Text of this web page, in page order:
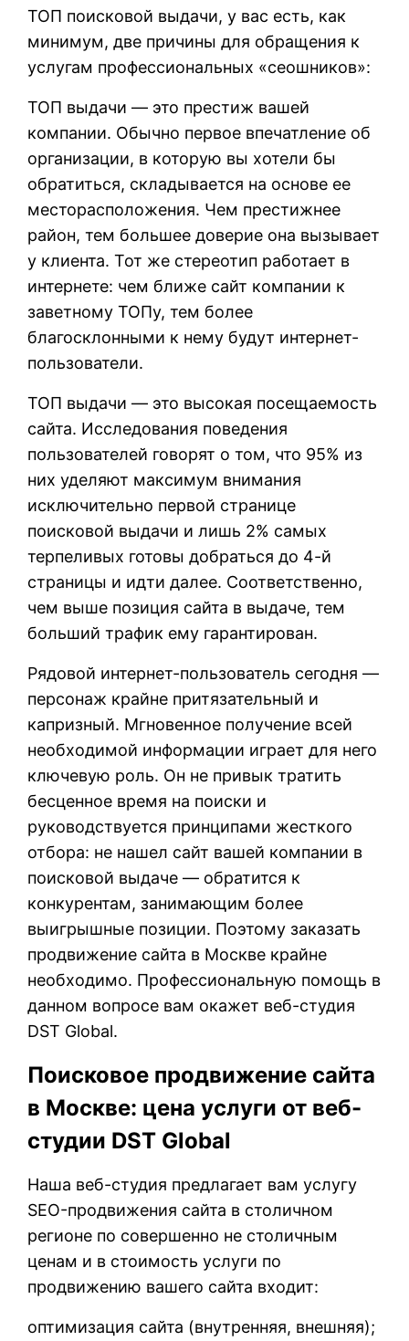
ТОП поисковой выдачи, у вас есть, как
минимум, две причины для обращения к
услугам профессиональных «сеошников»:
ТОП выдачи — это престиж вашей
компании. Обычно первое впечатление об
организации, в которую вы хотели бы
обратиться, складывается на основе ее
месторасположения. Чем престижнее
район, тем большее доверие она вызывает
у клиента. Тот же стереотип работает в
интернете: чем ближе сайт компании к
заветному ТОПу, тем более
благосклонными к нему будут интернет-
пользователи.
ТОП выдачи — это высокая посещаемость
сайта. Исследования поведения
пользователей говорят о том, что 95% из
них уделяют максимум внимания
исключительно первой странице
поисковой выдачи и лишь 2% самых
терпеливых готовы добраться до 4-й
страницы и идти далее. Соответственно,
чем выше позиция сайта в выдаче, тем
больший трафик ему гарантирован.
Рядовой интернет-пользователь сегодня —
персонаж крайне притязательный и
капризный. Мгновенное получение всей
необходимой информации играет для него
ключевую роль. Он не привык тратить
бесценное время на поиски и
руководствуется принципами жесткого
отбора: не нашел сайт вашей компании в
поисковой выдаче — обратится к
конкурентам, занимающим более
выигрышные позиции. Поэтому заказать
продвижение сайта в Москве крайне
необходимо. Профессиональную помощь в
данном вопросе вам окажет веб-студия
DST Global.
Поисковое продвижение сайта
в Москве: цена услуги от веб-
студии DST Global
Наша веб-студия предлагает вам услугу
SEO-продвижения сайта в столичном
регионе по совершенно не столичным
ценам и в стоимость услуги по
продвижению вашего сайта входит:
оптимизация сайта (внутренняя, внешняя);